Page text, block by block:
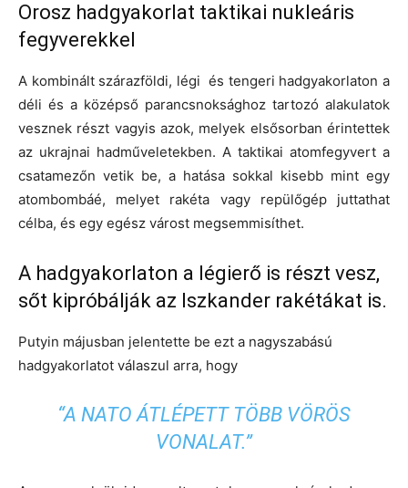
Orosz hadgyakorlat taktikai nukleáris
fegyverekkel
A kombinált szárazföldi, légi és tengeri hadgyakorlaton a
déli és a középső parancsnoksághoz tartozó alakulatok
vesznek részt vagyis azok, melyek elsősorban érintettek
az ukrajnai hadműveletekben. A taktikai atomfegyvert a
csatamezőn vetik be, a hatása sokkal kisebb mint egy
atombombáé, melyet rakéta vagy repülőgép juttathat
célba, és egy egész várost megsemmisíthet.
A hadgyakorlaton a légierő is részt vesz,
sőt kipróbálják az Iszkander rakétákat is.
Putyin májusban jelentette be ezt a nagyszabású
hadgyakorlatot válaszul arra, hogy
“A NATO ÁTLÉPETT TÖBB VÖRÖS
VONALAT.”